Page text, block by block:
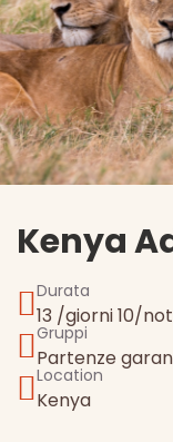
Kenya
Durata
13 /giorni 10/
Gruppi
Partenze
Location
Kenya